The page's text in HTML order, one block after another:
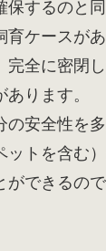
保するのと
育ケースが
完全に密閉
ります。
の安全性を
ットを含む
できるので